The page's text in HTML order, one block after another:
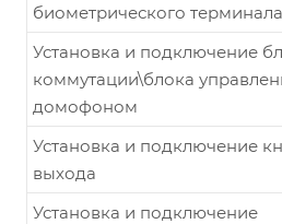
биометрического терминала
Установка и подключение
коммутации\блока
домофоном
Установка и подключение
выхода
Установка и подключение